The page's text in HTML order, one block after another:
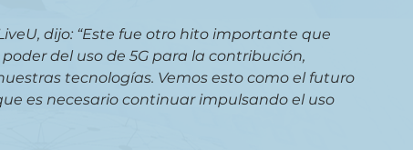
dijo: “Este fue otro hito importante que
del uso de 5G para la contribución,
tecnologías. Vemos esto como el futuro
es necesario continuar impulsando el uso